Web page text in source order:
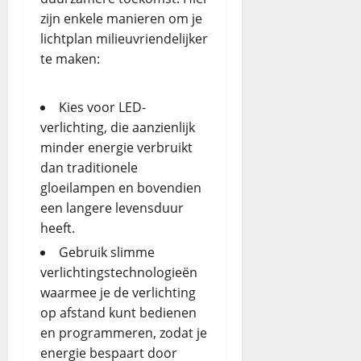
zijn enkele manieren om je
lichtplan milieuvriendelijker
te maken:
Kies voor LED-
verlichting, die aanzienlijk
minder energie verbruikt
dan traditionele
gloeilampen en bovendien
een langere levensduur
heeft.
Gebruik slimme
verlichtingstechnologieën
waarmee je de verlichting
op afstand kunt bedienen
en programmeren, zodat je
energie bespaart door